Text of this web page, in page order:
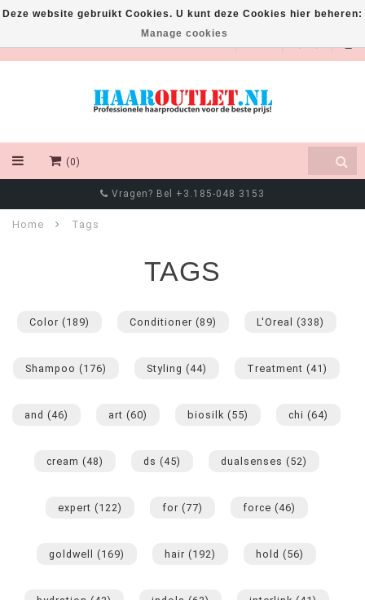
EUR
(0)
Vragen? Bel +3.185-048 3153
Home Tags
TAGS
Color (189) Conditioner (89) L'Oreal (338)
Shampoo (176) Styling (44) Treatment (41)
and (46) art (60) biosilk (55) chi (64)
cream (48) ds (45) dualsenses (52)
expert (122) for (77) force (46)
goldwell (169) hair (192) hold (56)
Deze website gebruikt Cookies. U kunt deze Cookies hier beheren:
Manage cookies